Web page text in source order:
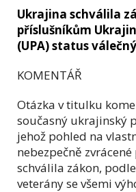
Ukrajina schválila
příslušníkům
(UPA) status
KOMENTÁŘ
Otázka v titulku
současný ukrajinský
jehož pohled na
nebezpečně
schválila zákon,
veterány se všemi